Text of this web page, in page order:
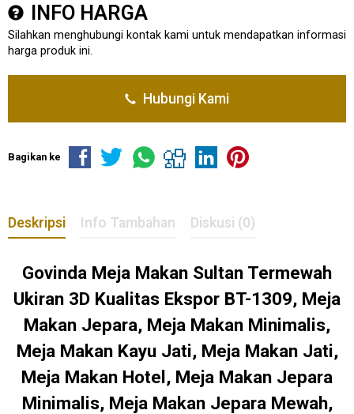
INFO HARGA
Silahkan menghubungi kontak kami untuk mendapatkan informasi
harga produk ini.
Hubungi Kami
Bagikan ke
Deskripsi Info Tambahan Diskusi (0)
Govinda Meja Makan Sultan Termewah
Ukiran 3D Kualitas Ekspor BT-1309, Meja
Makan Jepara, Meja Makan Minimalis,
Meja Makan Kayu Jati, Meja Makan Jati,
Meja Makan Hotel, Meja Makan Jepara
Minimalis, Meja Makan Jepara Mewah,